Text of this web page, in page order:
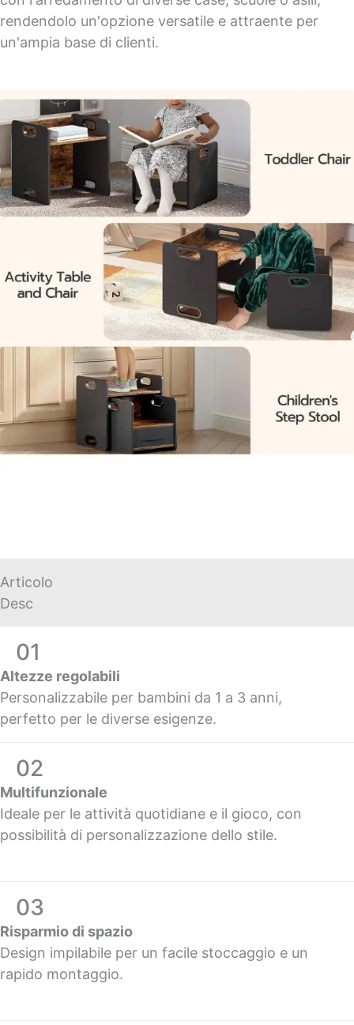
rendendolo un'opzione versatile e attraente per
un'ampia base di clienti.
Articolo
Desc
01
Altezze regolabili
Personalizzabile per bambini da 1 a 3 anni,
perfetto per le diverse esigenze.
02
Multifunzionale
Ideale per le attività quotidiane e il gioco, con
possibilità di personalizzazione dello stile.
03
Risparmio di spazio
Design impilabile per un facile stoccaggio e un
rapido montaggio.